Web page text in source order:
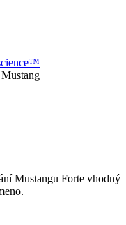
Mustang
Mustangu Forte vhodný